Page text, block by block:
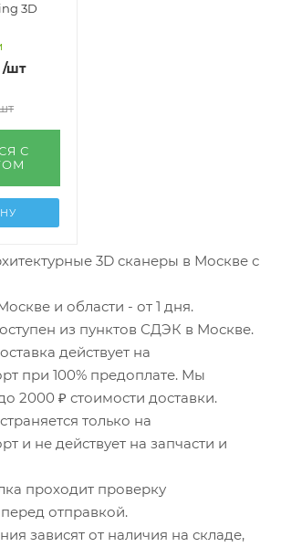
3D
/шт
С
3D сканеры в Москве с
и области - от 1 дня.
из пунктов СДЭК в Москве.
действует на
при 100% предоплате. Мы
2000 ₽ стоимости доставки.
только на
и не действует на запчасти и
проходит проверку
отправкой.
зависят от наличия на складе,